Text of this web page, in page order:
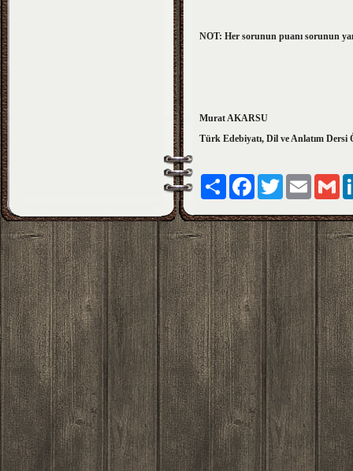
NOT: Her sorunun puanı sorunun
Murat AKARSU
Türk Edebiyatı, Dil ve Anlatım Dersi
Paylaş FacebookTwitter Email